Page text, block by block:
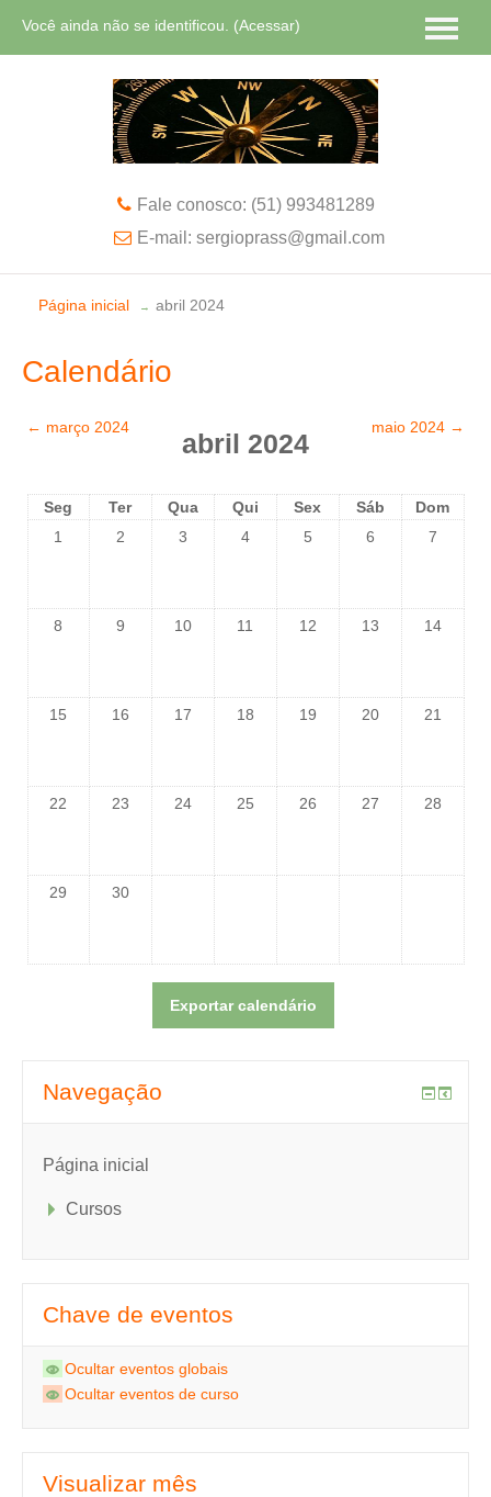
Você ainda não se identificou. (Acessar)
Português - Brasil ‎(pt_br)‎
Fale conosco: (51) 993481289
E-mail: sergioprass@gmail.com
Página inicial → abril 2024
Calendário
← março 2024
abril 2024
maio 2024 →
Seg Ter Qua Qui Sex Sáb
Dom
1
2 3 4 5 6 7
8 9 10 11 12 13 14
15 16 17 18 19 20 21
22 23 24 25 26 27 28
29 30
Navegação
Página inicial
Cursos
Chave de eventos
Ocultar eventos globais
Ocultar eventos de curso
Visualizar mês